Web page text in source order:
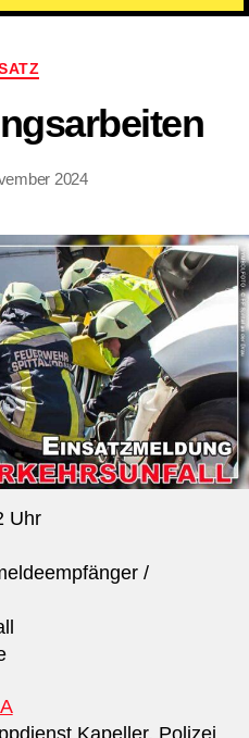
Kategorien
2024
Uhr
/
Kapeller, Polizei